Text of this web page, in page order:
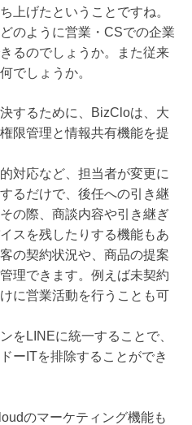
上げたということですね。
のように営業・CSでの企業
るのでしょうか。また従来
でしょうか。
するために、BizCloは、大
限管理と情報共有機能を提
対応など、担当者が変更に
るだけで、後任への引き継
の際、商談内容や引き継ぎ
スを残したりする機能もあ
の契約状況や、商品の提案
理できます。例えば未契約
に営業活動を行うことも可
をLINEに統一することで、
ーITを排除することができ
のマーケティング機能も